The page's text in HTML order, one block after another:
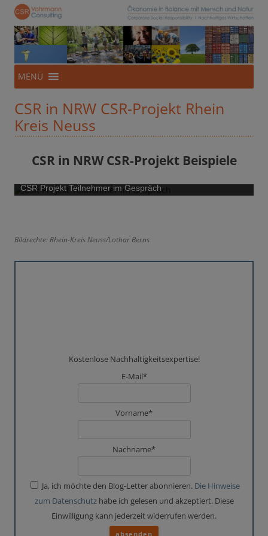
CSR-Beratung aus NRW
Für eine Ökonomie im Einklang mit Mensch und Natur
MENÜ
CSR in NRW CSR-Projekt Rhein
Kreis Neuss
CSR in NRW CSR-Projekt Beispiele
CSR Projekt Teilnehmer im Gespräch
Bildrechte: Rhein-Kreis Neuss/Lothar Berns
Kostenlose Nachhaltigkeitsexpertise!
E-Mail*
Vorname*
Nachname*
Ja, ich möchte den Blog-Letter abonnieren. Die Hinweise
zum Datenschutz habe ich gelesen und akzeptiert. Diese
Einwilligung kann jederzeit widerrufen werden.